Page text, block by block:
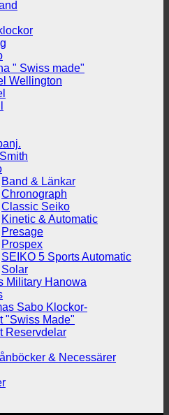
" Swiss made"
Wellington
Band & Länkar
Chronograph
Classic Seiko
Kinetic & Automatic
Presage
Prospex
SEIKO 5 Sports Automatic
Solar
Military Hanowa
Sabo Klockor-
"Swiss Made"
Reservdelar
& Necessärer